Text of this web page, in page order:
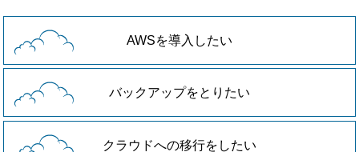
AWSを導入したい
バックアップをとりたい
クラウドへの移行をしたい